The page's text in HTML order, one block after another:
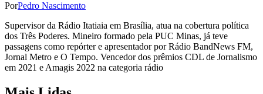
PorPedro Nascimento
Supervisor da Rádio Itatiaia em Brasília, atua na cobertura política
dos Três Poderes. Mineiro formado pela PUC Minas, já teve
passagens como repórter e apresentador por Rádio BandNews FM,
Jornal Metro e O Tempo. Vencedor dos prêmios CDL de Jornalismo
em 2021 e Amagis 2022 na categoria rádio